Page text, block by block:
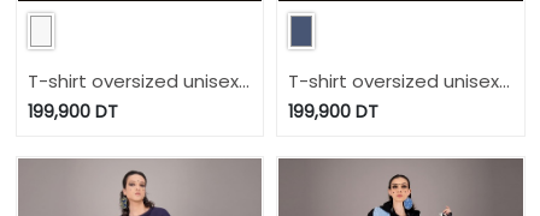
T-shirt oversized unisexe
MOTIF BERBERE Heavy
FASHION WEEK 2024
199,900DT
T-shirt oversized unisexe
Modular - TUNIS FASHION
199,900 DT